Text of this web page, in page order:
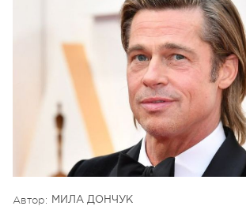
Автор: МИЛА ДОНЧУК